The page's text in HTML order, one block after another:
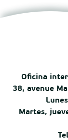
Oficina
38, avenue
Martes,